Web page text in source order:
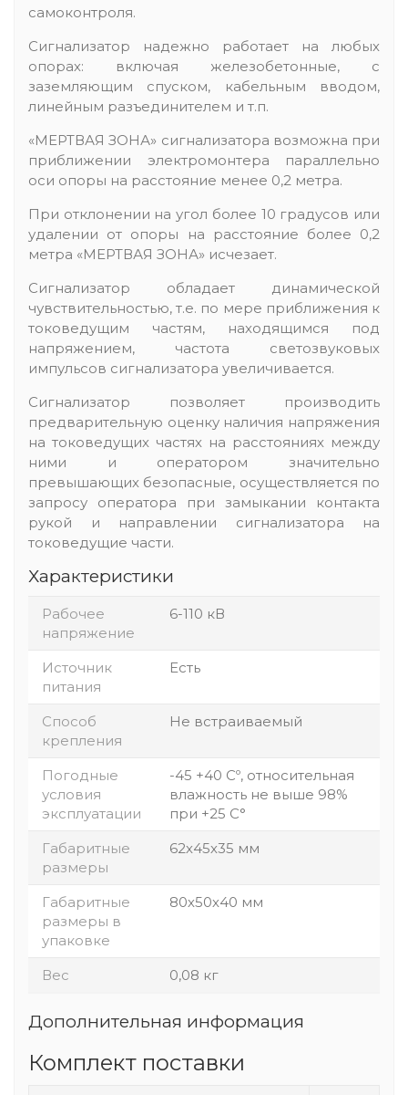
самоконтроля.
Сигнализатор надежно работает на любых
опорах: включая железобетонные, с
заземляющим спуском, кабельным вводом,
линейным разъединителем и т.п.
«МЕРТВАЯ ЗОНА» сигнализатора возможна при
приближении электромонтера параллельно
оси опоры на расстояние менее 0,2 метра.
При отклонении на угол более 10 градусов или
удалении от опоры на расстояние более 0,2
метра «МЕРТВАЯ ЗОНА» исчезает.
Сигнализатор обладает динамической
чувствительностью, т.е. по мере приближения к
токоведущим частям, находящимся под
напряжением, частота светозвуковых
импульсов сигнализатора увеличивается.
Сигнализатор позволяет производить
предварительную оценку наличия напряжения
на токоведущих частях на расстояниях между
ними и оператором значительно
превышающих безопасные, осуществляется по
запросу оператора при замыкании контакта
рукой и направлении сигнализатора на
токоведущие части.
Характеристики
Рабочее
напряжение
6-110 кВ
Источник
питания
Есть
Способ
крепления
Не встраиваемый
Погодные
условия
эксплуатации
-45 +40 Сº, относительная
влажность не выше 98%
при +25 С°
Габаритные
размеры
62х45х35 мм
Габаритные
размеры в
упаковке
80х50х40 мм
Вес 0,08 кг
Дополнительная информация
Комплект поставки